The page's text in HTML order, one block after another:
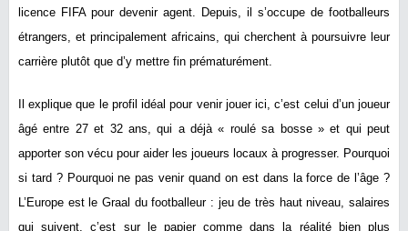
licence FIFA pour devenir agent. Depuis, il s’occupe de footballeurs
étrangers, et principalement africains, qui cherchent à poursuivre leur
carrière plutôt que d’y mettre fin prématurément.
Il explique que le profil idéal pour venir jouer ici, c’est celui d’un joueur
âgé entre 27 et 32 ans, qui a déjà « roulé sa bosse » et qui peut
apporter son vécu pour aider les joueurs locaux à progresser. Pourquoi
si tard ? Pourquoi ne pas venir quand on est dans la force de l’âge ?
L’Europe est le Graal du footballeur : jeu de très haut niveau, salaires
qui suivent, c’est sur le papier comme dans la réalité bien plus